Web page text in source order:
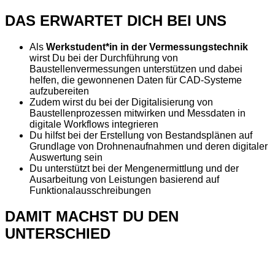
DAS ERWARTET DICH BEI UNS
Als Werkstudent*in in der Vermessungstechnik
wirst Du bei der Durchführung von
Baustellenvermessungen unterstützen und dabei
helfen, die gewonnenen Daten für CAD-Systeme
aufzubereiten
Zudem wirst du bei der Digitalisierung von
Baustellenprozessen mitwirken und Messdaten in
digitale Workflows integrieren
Du hilfst bei der Erstellung von Bestandsplänen auf
Grundlage von Drohnenaufnahmen und deren digitaler
Auswertung sein
Du unterstützt bei der Mengenermittlung und der
Ausarbeitung von Leistungen basierend auf
Funktionalausschreibungen
DAMIT MACHST DU DEN
UNTERSCHIED